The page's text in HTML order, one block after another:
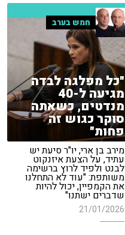
חמש בערב
"כל מפלגה לבדה
מגיעה ל-40
מנדטים, כשאתה
סוקר כגוש זה
פחות"
מירב בן ארי, יו"ר סיעת יש
עתיד, על הצעת איזנקוט
לבנט ולפיד לרוץ ברשימה
משותפת: "עוד לא התחלנו
את הקמפיין, יכול להיות
שדברים ישתנו"
21/01/2026